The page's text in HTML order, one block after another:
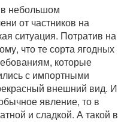
в небольшом
от частников на
ситуация. Потратив на
что те сорта ягодных
которые
с импортными
внешний вид. И
явление, то в
и сладкой. А такой в